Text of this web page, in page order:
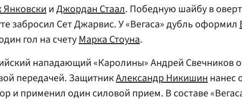
иДжордан Стаал. Победную шайбу в
забросил Сет Джарвис. У «Вегаса» дубль оформил
гол на счетуМарка Стоуна.
нападающий «Каролины» Андрей Свечников
передачей. ЗащитникАлександр Никишиннанес
и применил один силовой прием. В составе